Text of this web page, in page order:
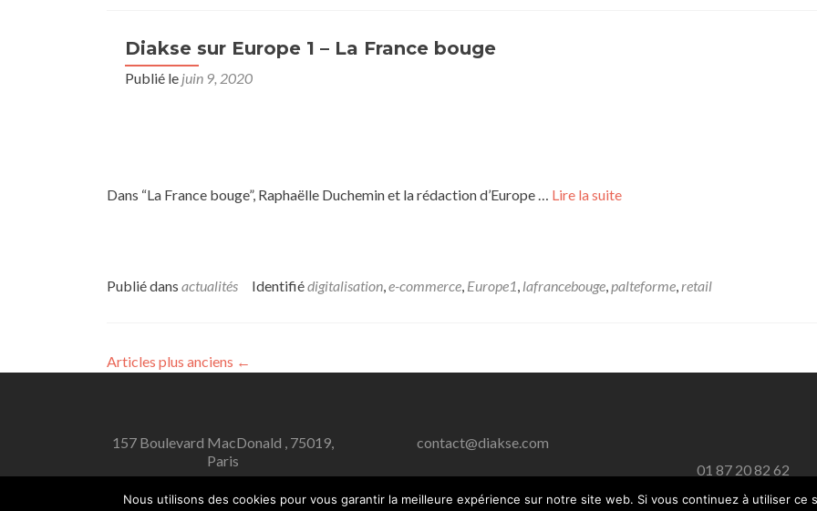
Diakse sur Europe 1 – La France bouge
Publié le juin 9, 2020
Dans “La France bouge”, Raphaëlle Duchemin et la rédaction d’Europe … Lire la suite
Publié dans actualités Identifiédigitalisation,e-commerce, Europe1, lafrancebouge,palteforme,retail
Articles plus anciens ←
157 Boulevard MacDonald , 75019,
Paris
contact@diakse.com
01 87 20 82 62
Nous utilisons des cookies pour vous garantir la meilleure expérience sur notre site web. Si vous continuez à utiliser